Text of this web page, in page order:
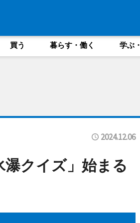
買う 暮らす・働く 学ぶ
2024.12.06
クイズ」始まる